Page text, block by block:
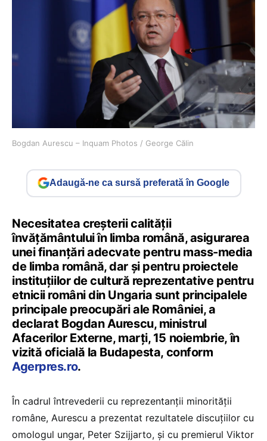
Bogdan Aurescu – Inquam Photos / George Călin
Adaugă-ne ca sursă preferată în Google
Necesitatea creșterii calității
învățământului în limba română, asigurarea
unei finanțări adecvate pentru mass-media
de limba română, dar și pentru proiectele
instituțiilor de cultură reprezentative pentru
etnicii români din Ungaria sunt principalele
principale preocupări ale României, a
declarat Bogdan Aurescu, ministrul
Afacerilor Externe, marți, 15 noiembrie, în
vizită oficială la Budapesta, conform
Agerpres.ro.
În cadrul întrevederii cu reprezentanţii minorităţii
române, Aurescu a prezentat rezultatele discuţiilor cu
omologul ungar, Peter Szijjarto, şi cu premierul Viktor